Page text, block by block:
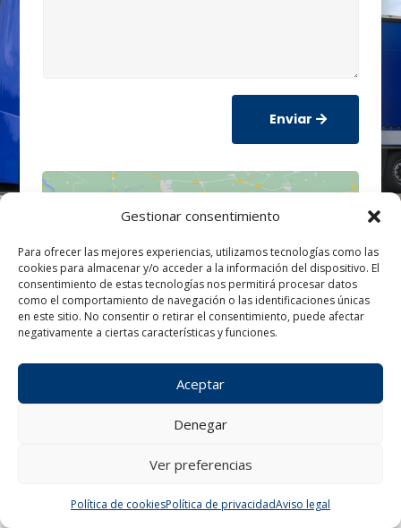
Gestionar consentimiento
Para ofrecer las mejores experiencias, utilizamos tecnologías como las
cookies para almacenar y/o acceder a la información del dispositivo. El
consentimiento de estas tecnologías nos permitirá procesar datos
como el comportamiento de navegación o las identificaciones únicas
en este sitio. No consentir o retirar el consentimiento, puede afectar
negativamente a ciertas características y funciones.
Aceptar
Denegar
Ver preferencias
Política de cookiesPolítica de privacidadAviso legal
Enviar
Haz clic para aceptar cookies de
marketing y permitir este contenido
¿Tienes alguna consulta?